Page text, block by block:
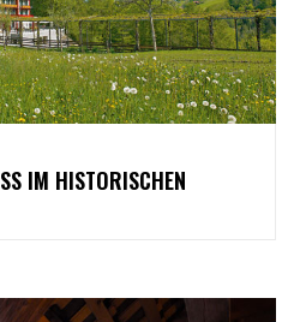
IM HISTORISCHEN